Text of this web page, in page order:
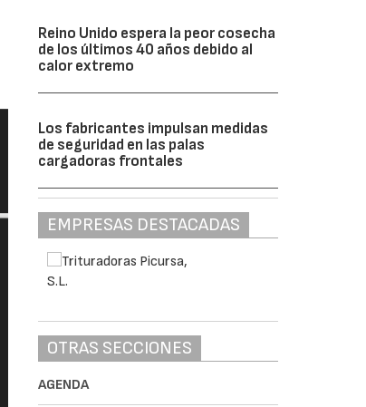
Reino Unido espera la peor cosecha
de los últimos 40 años debido al
calor extremo
Los fabricantes impulsan medidas
de seguridad en las palas
cargadoras frontales
EMPRESAS DESTACADAS
OTRAS SECCIONES
AGENDA